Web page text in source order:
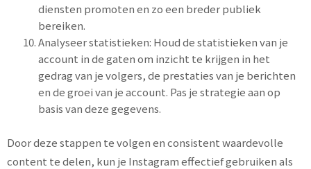
diensten promoten en zo een breder publiek
bereiken.
Analyseer statistieken: Houd de statistieken van je
account in de gaten om inzicht te krijgen in het
gedrag van je volgers, de prestaties van je berichten
en de groei van je account. Pas je strategie aan op
basis van deze gegevens.
Door deze stappen te volgen en consistent waardevolle
content te delen, kun je Instagram effectief gebruiken als